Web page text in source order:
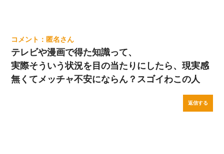
匿名
テレビや漫画で得た知識って、
実際そういう状況を目の当たりにしたら、現実感
無くてメッチャ不安にならん？スゴイわこの人
返信する